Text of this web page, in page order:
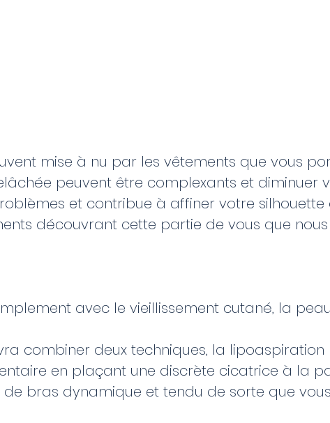
mise à nu par les vêtements que vous
peuvent être complexants et
et contribue à affiner votre
découvrant cette partie de vous que
avec le vieillissement cutané, la
combiner deux techniques, la
en plaçant une discrète cicatrice à la
bras dynamique et tendu de sorte que